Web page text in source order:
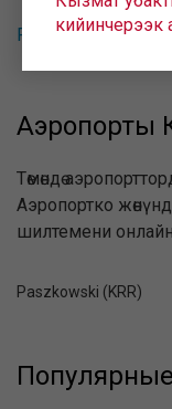
Рейсы Россия
Аэропорты
Төмөндө
Аэропортко
шилтемени
Paszkowski (KRR)
кийинчерээк